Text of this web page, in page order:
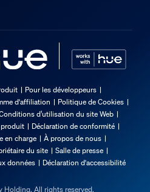
Pour les développeurs
d'affiliation
Politique de Cookies
d’utilisation du site Web
Déclaration de conformité
en charge
À propos de nous
du site
Salle de presse
données Déclaration d'accessibilité
All rights reserved.